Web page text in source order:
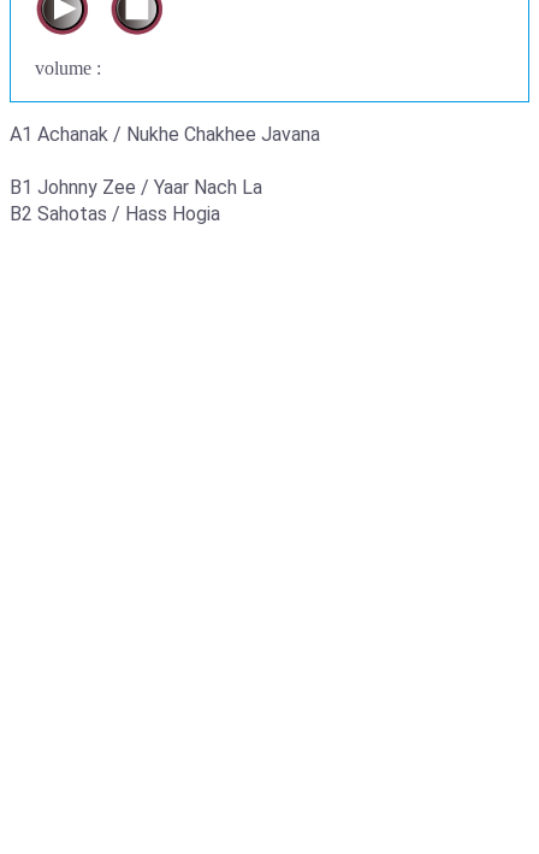
volume :
A1 Achanak / Nukhe Chakhee Javana
B1 Johnny Zee / Yaar Nach La
B2 Sahotas / Hass Hogia